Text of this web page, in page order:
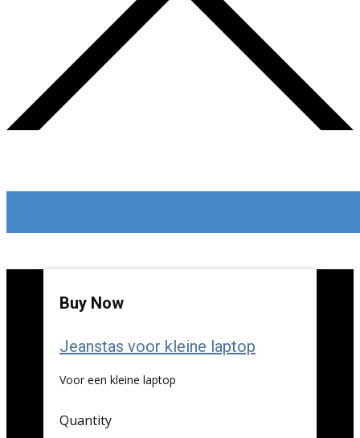
Buy Now
Jeanstas voor kleine laptop
Voor een kleine laptop
Quantity